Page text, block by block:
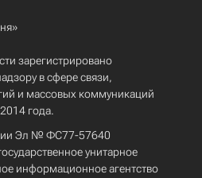
зарегистрировано
в сфере связи,
и массовых коммуникаций
года.
Эл № ФС77-57640
унитарное
информационное агентство